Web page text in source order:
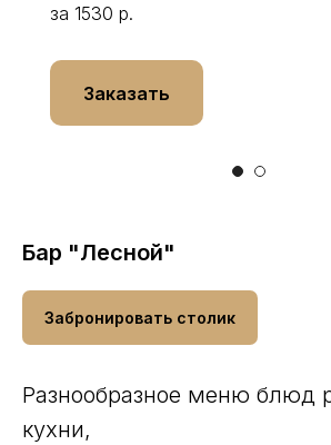
за 1530 р.
Заказать
Бар "Лесной"
Забронировать столик
Разнообразное меню блюд
кухни,